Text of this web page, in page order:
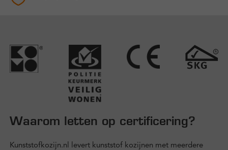
Waarom letten op certificering?
Kunststofkozijn.nl levert kunststof kozijnen met meerdere